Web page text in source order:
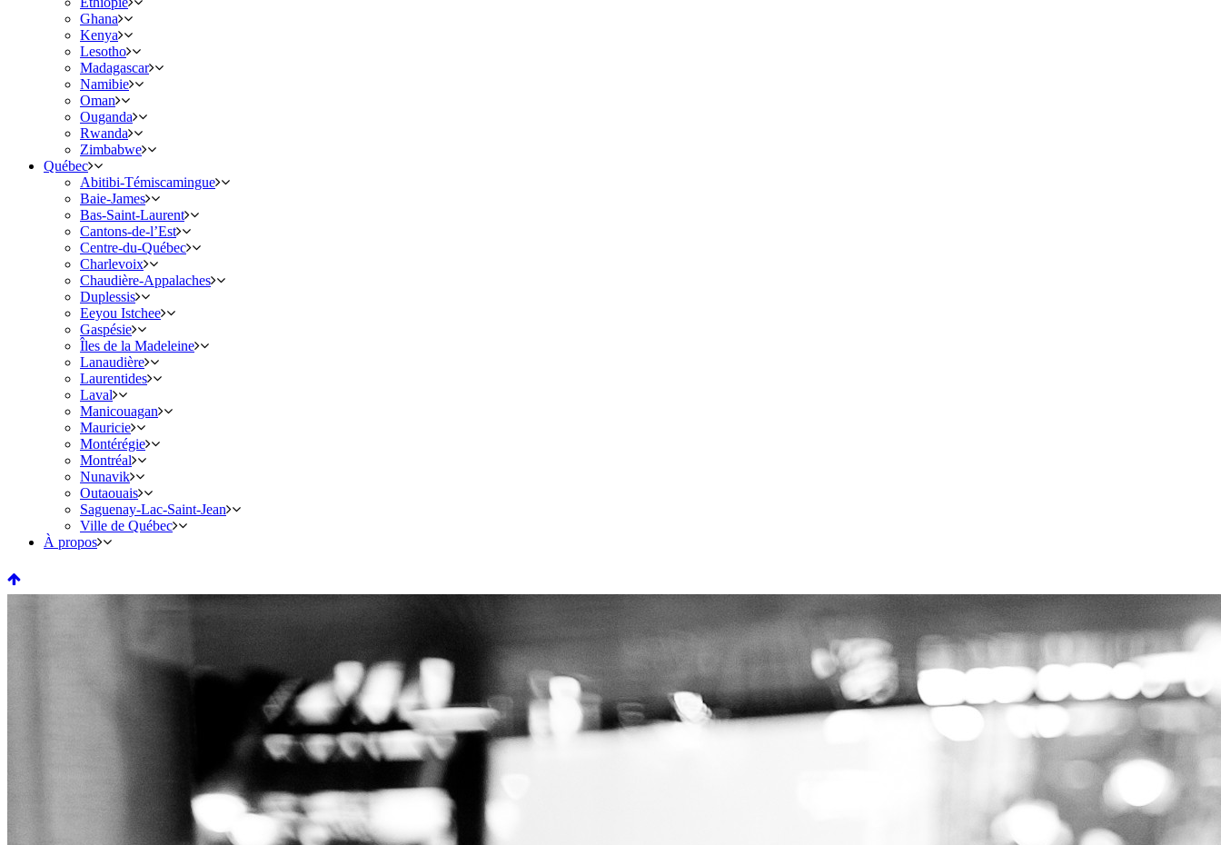
Ghana
Kenya
Lesotho
Madagascar
Namibie
Oman
Ouganda
Rwanda
Zimbabwe
Québec
Abitibi-Témiscamingue
Baie-James
Bas-Saint-Laurent
Cantons-de-l’Est
Centre-du-Québec
Charlevoix
Chaudière-Appalaches
Duplessis
Eeyou Istchee
Gaspésie
Îles de la Madeleine
Lanaudière
Laurentides
Laval
Manicouagan
Mauricie
Montérégie
Montréal
Nunavik
Outaouais
Saguenay-Lac-Saint-Jean
Ville de Québec
À propos